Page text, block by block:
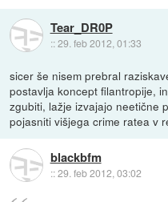
Tear_DR0P
::29. feb 2012, 01:33
sicer še nisem prebral
postavlja koncept filantropije,
zgubiti, lažje izvajajo neetične
pojasniti višjega crime ratea v
blackbfm
::29. feb 2012, 03:02